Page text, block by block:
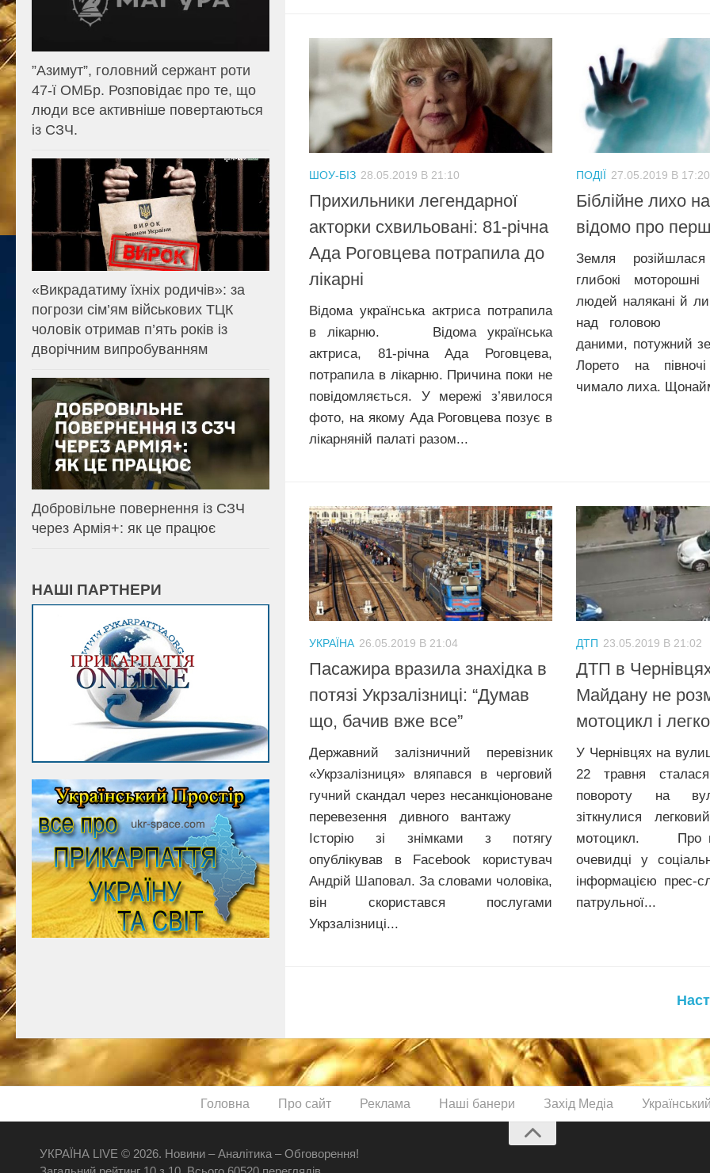
ШОУ-БІЗ 28.05.2019 В 21:10
Прихильники легендарної
акторки схвильовані: 81-річна
Ада Роговцева потрапила до
лікарні
Відома українська актриса потрапила
в лікарню. Відома українська
актриса, 81-річна Ада Роговцева,
потрапила в лікарню. Причина поки не
повідомляється. У мережі з’явилося
фото, на якому Ада Роговцева позує в
лікарняній палаті разом...
ПОДІЇ 27.05.2019 В 17:20
Біблійне лихо
відомо про
Земля
глибокі
людей налякані й
над головою
даними, потужний
Лорето на
чимало лиха.
УКРАЇНА 26.05.2019 В 21:04
Пасажира вразила знахідка в
потязі Укрзалізниці: “Думав
що, бачив вже все”
Державний залізничний перевізник
«Укрзалізниця» вляпався в черговий
гучний скандал через несанкціоноване
перевезення дивного вантажу
Історію зі знімками з потягу
опублікував в Facebook користувач
Андрій Шаповал. За словами чоловіка,
він скористався послугами
Укрзалізниці...
ДТП 23.05.2019 В 21:02
ДТП в
Майдану не
мотоцикл і
У Чернівцях на
22 травня
повороту на
зіткнулися
мотоцикл. Про
очевидці у
інформацією прес-
патрульної...
⁨”Азимут”, головний сержант роти
47-ї ОМБр. Розповідає про те, що
люди все активніше повертаються
із СЗЧ.
«Викрадатиму їхніх родичів»: за
погрози сім’ям військових ТЦК
чоловік отримав п’ять років із
дворічним випробуванням
Добровільне повернення із СЗЧ
через Армія+: як це працює
НАШІ ПАРТНЕРИ
Головна Про сайт Реклама Наші банери Захід Медіа
УКРАЇНА LIVE © 2026. Новини – Аналітика – Обговорення!